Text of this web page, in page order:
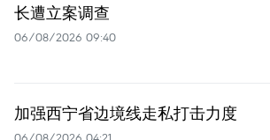
长遭立案调查
06/08/2026 09:40
加强西宁省边境线走私打击力度